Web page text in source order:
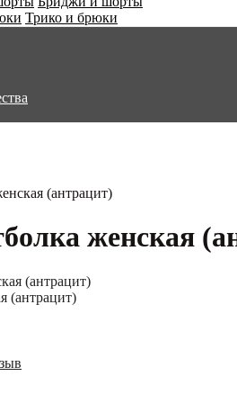
Трико и брюки
(антрацит)
женская
(антрацит)